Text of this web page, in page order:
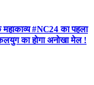
#NC24 का पहला
का होगा अनोखा मेल !